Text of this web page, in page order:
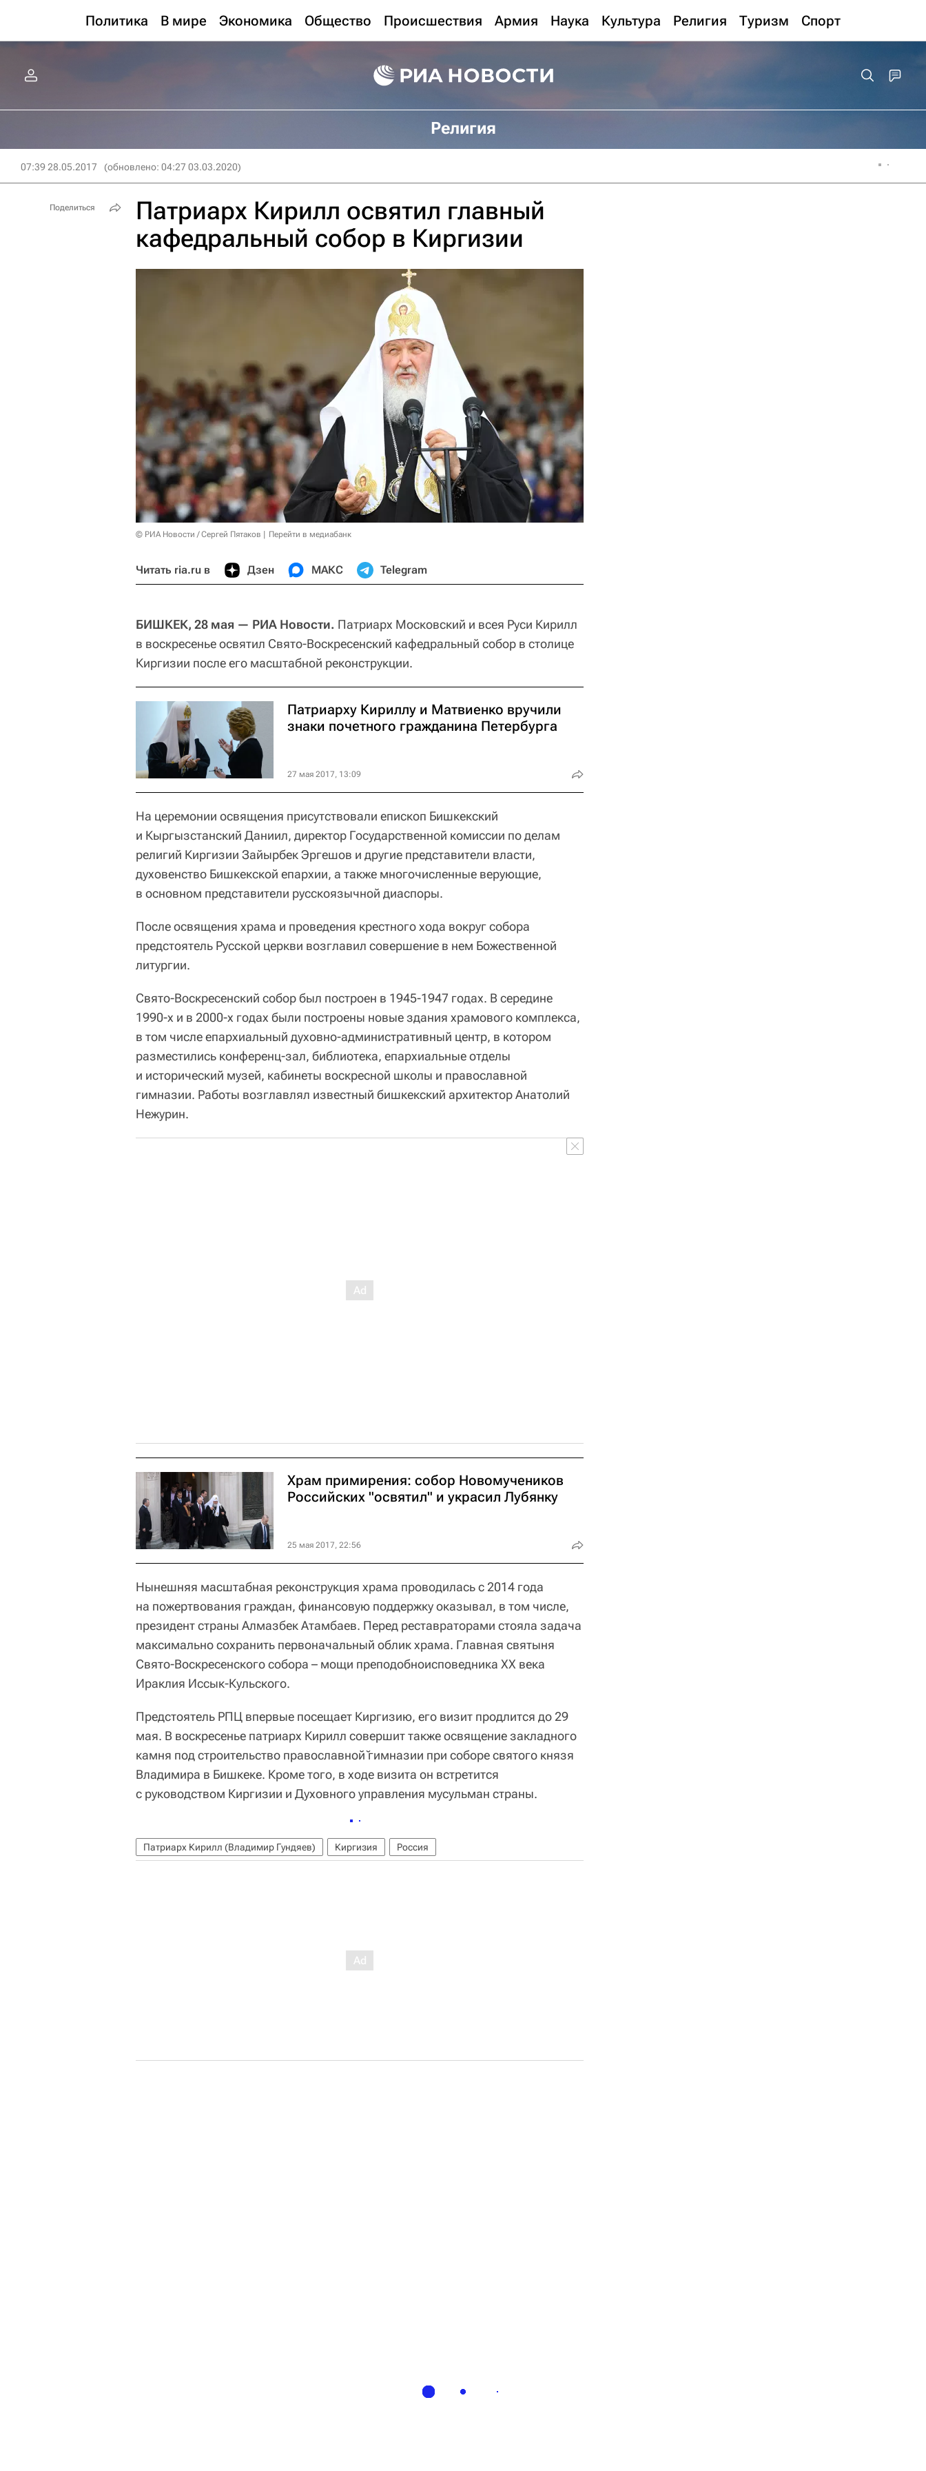
Политика В мире Экономика Общество Происшествия Армия Наука Культура Религия Туризм Спорт
Религия
07:39 28.05.2017 (обновлено: 04:27 03.03.2020)
Патриарх Кирилл освятил главный
кафедральный собор в Киргизии
© РИА Новости / Сергей Пятаков Перейти в медиабанк
Читать ria.ru в Дзен МАКС Telegram
БИШКЕК, 28 мая — РИА Новости. Патриарх Московский и всея Руси Кирилл
в воскресенье освятил Свято-Воскресенский кафедральный собор в столице
Киргизии после его масштабной реконструкции.
Патриарху Кириллу и Матвиенко вручили
знаки почетного гражданина Петербурга
27 мая 2017, 13:09
На церемонии освящения присутствовали епископ Бишкекский
и Кыргызстанский Даниил, директор Государственной комиссии по делам
религий Киргизии Зайырбек Эргешов и другие представители власти,
духовенство Бишкекской епархии, а также многочисленные верующие,
в основном представители русскоязычной диаспоры.
После освящения храма и проведения крестного хода вокруг собора
предстоятель Русской церкви возглавил совершение в нем Божественной
литургии.
Свято-Воскресенский собор был построен в 1945-1947 годах. В середине
1990-х и в 2000-х годах были построены новые здания храмового комплекса,
в том числе епархиальный духовно-административный центр, в котором
разместились конференц-зал, библиотека, епархиальные отделы
и исторический музей, кабинеты воскресной школы и православной
гимназии. Работы возглавлял известный бишкекский архитектор Анатолий
Нежурин.
Храм примирения: собор Новомучеников
Российских "освятил" и украсил Лубянку
25 мая 2017, 22:56
Нынешняя масштабная реконструкция храма проводилась с 2014 года
на пожертвования граждан, финансовую поддержку оказывал, в том числе,
президент страны Алмазбек Атамбаев. Перед реставраторами стояла задача
максимально сохранить первоначальный облик храма. Главная святыня
Свято-Воскресенского собора – мощи преподобноисповедника XX века
Ираклия Иссык-Кульского.
Предстоятель РПЦ впервые посещает Киргизию, его визит продлится до 29
мая. В воскресенье патриарх Кирилл совершит также освящение закладного
камня под строительство православной̆ гимназии при соборе святого князя
Владимира в Бишкеке. Кроме того, в ходе визита он встретится
с руководством Киргизии и Духовного управления мусульман страны.
Патриарх Кирилл (Владимир Гундяев) Киргизия Россия
Поделиться